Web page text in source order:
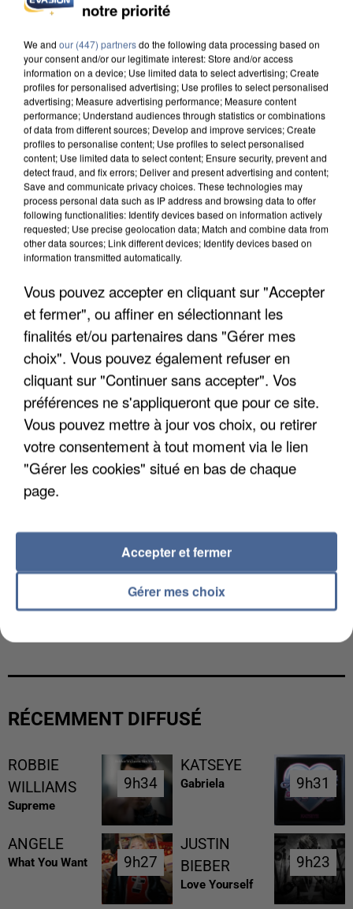
UN SECOND CADRE DE LA DZ MAFIA
UNE TOURISTE DE L’OISE EMPORTÉE PAR UNE
COULÉE DE BOUE EN HAUTE-SAVOIE
LES DONNÉES DE 300 000 CLIENTS DÉROBÉES À
RÉCEMMENT DIFFUSÉ
ROBBIE
WILLIAMS
Supreme
9h34
9h34
KATSEYE
Gabriela 9h31
9h31
ANGELE
What You Want 9h27
9h27
JUSTIN
BIEBER
Love Yourself
9h23
9h23
notre priorité
We and our (447) partnersdo the following data processing based on
your consent and/or our legitimate interest: Store and/or access
information on a device; Use limited data to select advertising; Create
profiles for personalised advertising; Use profiles to select personalised
advertising; Measure advertising performance; Measure content
performance; Understand audiences through statistics or combinations
of data from different sources; Develop and improve services; Create
profiles to personalise content; Use profiles to select personalised
content; Use limited data to select content; Ensure security, prevent and
detect fraud, and fix errors; Deliver and present advertising and content;
Save and communicate privacy choices. These technologies may
process personal data such as IP address and browsing data to offer
following functionalities: Identify devices based on information actively
requested; Use precise geolocation data; Match and combine data from
other data sources; Link different devices; Identify devices based on
information transmitted automatically.
Vous pouvez accepter en cliquant sur "Accepter
et fermer", ou affiner en sélectionnant les
finalités et/ou partenaires dans "Gérer mes
choix". Vous pouvez également refuser en
cliquant sur "Continuer sans accepter". Vos
préférences ne s'appliqueront que pour ce site.
Vous pouvez mettre à jour vos choix, ou retirer
votre consentement à tout moment via le lien
"Gérer les cookies" situé en bas de chaque
page.
Gérer mes choix
Accepter et fermer